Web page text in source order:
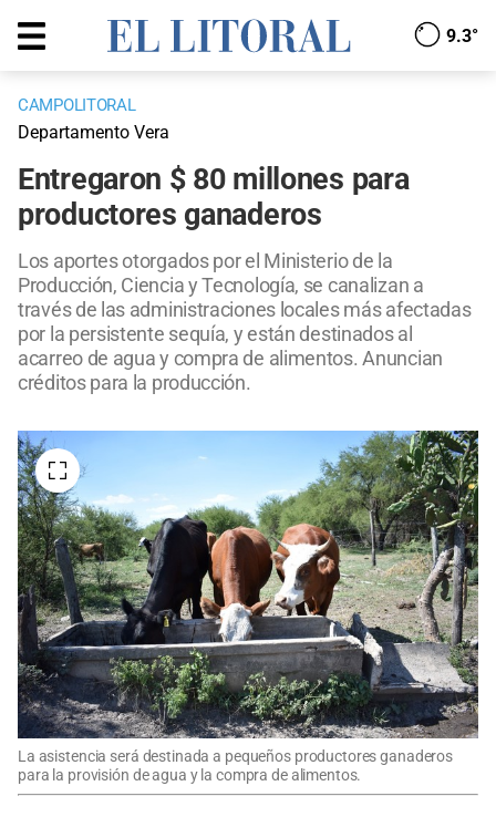
9.3°
CAMPOLITORAL
Departamento Vera
Entregaron $ 80 millones para
productores ganaderos
Los aportes otorgados por el Ministerio de la
Producción, Ciencia y Tecnología, se canalizan a
través de las administraciones locales más afectadas
por la persistente sequía, y están destinados al
acarreo de agua y compra de alimentos. Anuncian
créditos para la producción.
La asistencia será destinada a pequeños productores ganaderos
para la provisión de agua y la compra de alimentos.